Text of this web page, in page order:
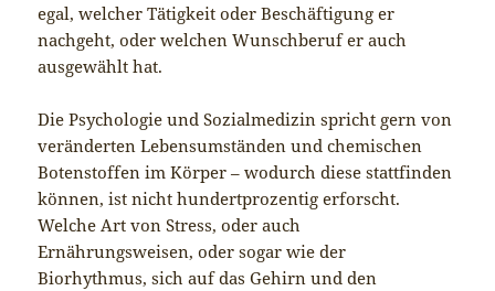
egal, welcher Tätigkeit oder Beschäftigung er
nachgeht, oder welchen Wunschberuf er auch
ausgewählt hat.
Die Psychologie und Sozialmedizin spricht gern von
veränderten Lebensumständen und chemischen
Botenstoffen im Körper – wodurch diese stattfinden
können, ist nicht hundertprozentig erforscht.
Welche Art von Stress, oder auch
Ernährungsweisen, oder sogar wie der
Biorhythmus, sich auf das Gehirn und den